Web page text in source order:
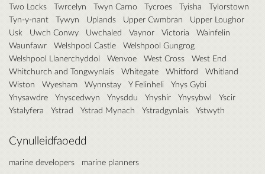
Two Locks
Twrcelyn Twyn Carno Tycroes Tyisha
Tylorstown
Tyn-y-nant
Tywyn Uplands Upper Cwmbran
Upper Loughor
Usk
Uwch Conwy Uwchaled Vaynor Victoria
Wainfelin
Waunfawr
Welshpool Castle
Welshpool Gungrog
Welshpool Llanerchyddol
Wenvoe West Cross
West End
Whitchurch and Tongwynlais
Whitegate Whitford
Whitland
Wiston
Wyesham Wynnstay Y Felinheli
Ynys Gybi
Ynysawdre
Ynyscedwyn Ynysddu Ynyshir Ynysybwl
Yscir
Ystalyfera
Ystrad Ystrad Mynach Ystradgynlais Ystwyth
Cynulleidfaoedd
marine developers marine planners